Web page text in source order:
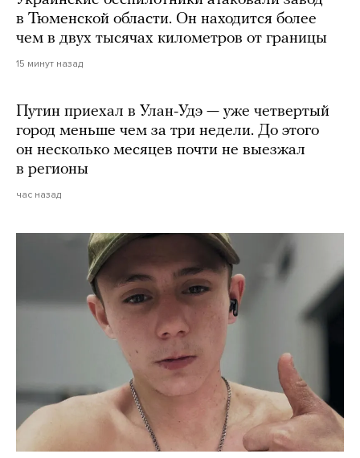
в Тюменской области. Он находится более
чем в двух тысячах километров от границы
15 минут назад
Путин приехал в Улан-Удэ — уже четвертый
город меньше чем за три недели. До этого
он несколько месяцев почти не выезжал
в регионы
час назад